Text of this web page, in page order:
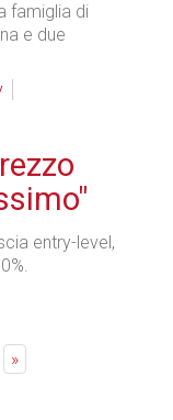
famiglia di
e due
entry-level,
»